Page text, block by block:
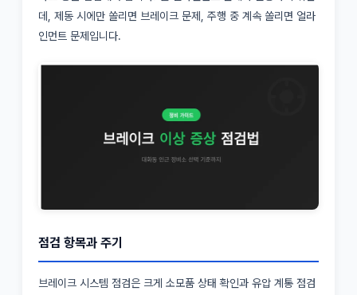
데, 제동 시에만 쏠리면 브레이크 문제, 주행 중 계속 쏠리면 얼라
인먼트 문제입니다.
점검 항목과 주기
브레이크 시스템 점검은 크게 소모품 상태 확인과 유압 계통 점검